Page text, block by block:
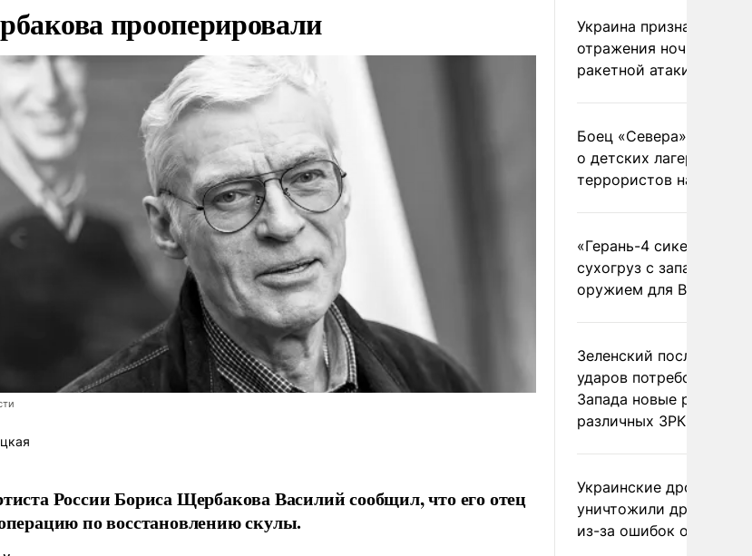
прооперировали
России Бориса Щербакова Василий сообщил, что его отец
по восстановлению скулы.
Украина признала
отражения ночной
ракетной атаки
Боец «Севера»
о детских лагерях
террористов на
«Герань-4 сикер»
сухогруз с западным
оружием для ВСУ
Зеленский после
ударов потребовал у
Запада новые ракеты
различных ЗРК
Украинские дроны
уничтожили друг друга
из-за ошибок